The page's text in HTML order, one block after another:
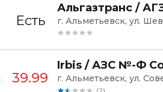
Есть
Альгазтранс /
39.99